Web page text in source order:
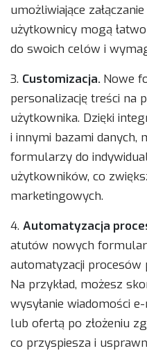
umożliwiające
użytkownicy mogą
do swoich celów i
3. Customizacja. Nowe
personalizację treści na
użytkownika. Dzięki
i innymi bazami danych,
formularzy do
użytkowników, co
marketingowych.
4. Automatyzacja
atutów nowych
automatyzacji procesów
Na przykład, możesz
wysyłanie wiadomości
lub ofertą po złożeniu
co przyspiesza i